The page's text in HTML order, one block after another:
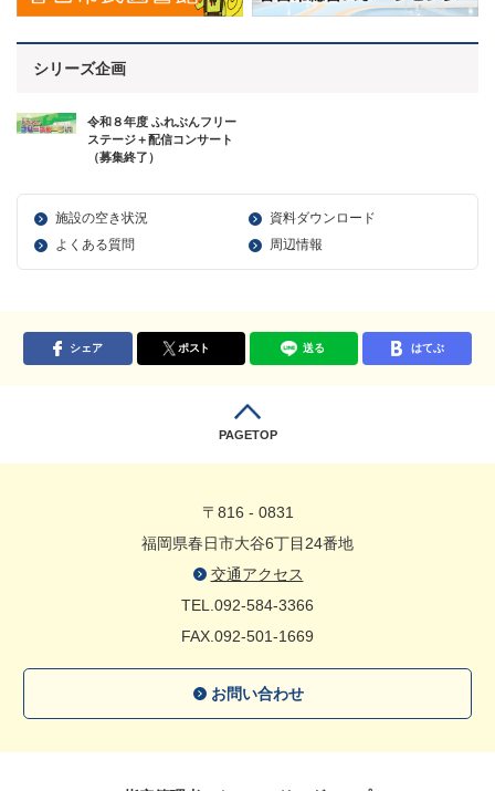
シリーズ企画
令和８年度 ふれぶんフリー
ステージ＋配信コンサート
（募集終了）
施設の空き状況
資料ダウンロード
よくある質問
周辺情報
シェア ポスト 送る はてぶ
PAGETOP
〒816 - 0831
福岡県春日市大谷6丁目24番地
交通アクセス
TEL.092-584-3366
FAX.092-501-1669
お問い合わせ